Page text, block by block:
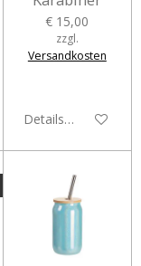
€ 15,00
zzgl.
Versandkosten
Details anzeigen